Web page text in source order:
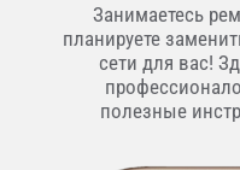
Занимаетесь
планируете
сети для вас!
полезные